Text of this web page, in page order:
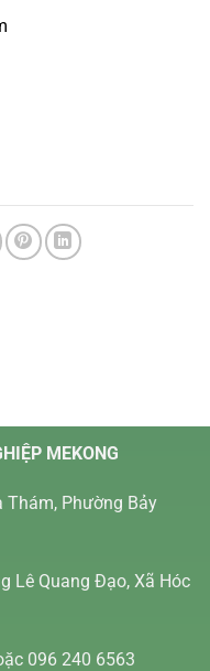
MEKONG
Thám, Phường Bảy
Lê Quang Đạo, Xã Hóc
096 240 6563